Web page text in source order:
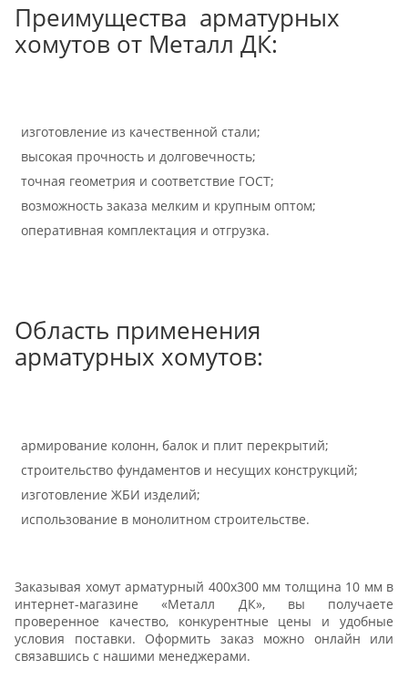
Преимущества арматурных
хомутов от Металл ДК:
изготовление из качественной стали;
высокая прочность и долговечность;
точная геометрия и соответствие ГОСТ;
возможность заказа мелким и крупным оптом;
оперативная комплектация и отгрузка.
Область применения
арматурных хомутов:
армирование колонн, балок и плит перекрытий;
строительство фундаментов и несущих конструкций;
изготовление ЖБИ изделий;
использование в монолитном строительстве.
Заказывая хомут арматурный 400х300 мм толщина 10 мм в
интернет-магазине «Металл ДК», вы получаете
проверенное качество, конкурентные цены и удобные
условия поставки. Оформить заказ можно онлайн или
связавшись с нашими менеджерами.